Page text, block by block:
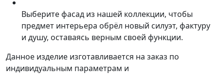
Выберите фасад из нашей коллекции, чтобы
предмет интерьера обрёл новый силуэт, фактуру
и душу, оставаясь верным своей функции.
Данное изделие изготавливается на заказ по
индивидуальным параметрам и